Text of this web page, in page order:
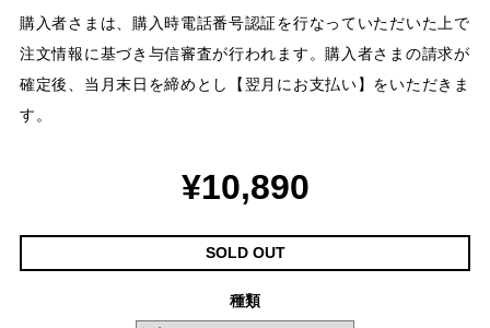
購入者さまは、購入時電話番号認証を行なっていただいた上で
注文情報に基づき与信審査が行われます。購入者さまの請求が
確定後、当月末日を締めとし【翌月にお支払い】をいただきま
す。
¥10,890
SOLD OUT
種類